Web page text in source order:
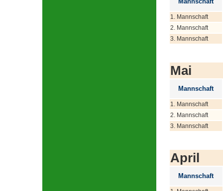
1. Mannschaft
2. Mannschaft
3. Mannschaft
Mai
Mannschaft
1. Mannschaft
2. Mannschaft
3. Mannschaft
April
Mannschaft